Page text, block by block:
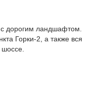
с дорогим ландшафтом.
Горки-2, а также вся
шоссе.